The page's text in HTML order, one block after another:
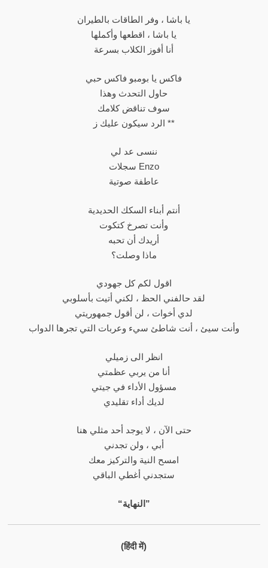
يا باشا ، وفر الطاقات بالطيران
يا باشا ، اقطعها وأكملها
أنا أفوز الكلاب بسرعة
فاكس يا بومبو فاكس حبي
حاول التحدث وهذا
سوف تناقض كلامك
الرد سيكون عليك ز **
ننسى عد لي
سجلات Enzo
عاطفة صوتية
أنتم أبناء السكك الحديدية
وأنت تصرخ كتكوت
أريدك أن تحبه
ماذا وصلت؟
اقول لكم كل جهودي
لقد حالفني الحظ ، لكني أتيت بأسلوبي
لدي أخوات ، لن أقول جمهوريتي
وأنت سيئ ، أنت شاطئ سيء وعربات التي تجرها الدواب
انظر الى زميلي
أنا من يربي عظمتي
مسؤول الأداء في جيتي
لديك أداء تقليدي
حتى الآن ، لا يوجد أحد مثلي هنا
أبي ، ولن تجدني
امسح النية والتركيز معك
ستجدني أغطي الباقي
“النهاية”
(हिंदी में)